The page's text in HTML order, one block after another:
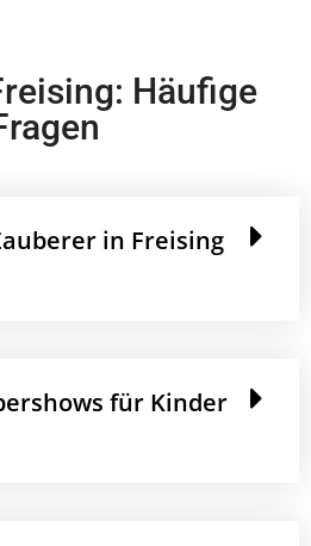
Häufige
in Freising
für Kinder